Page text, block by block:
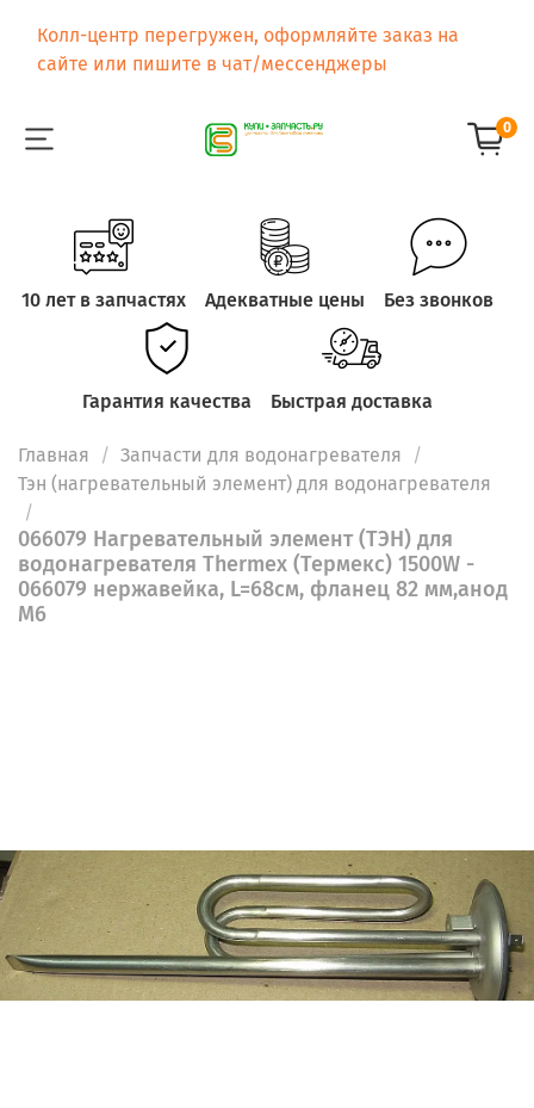
Колл-центр перегружен, оформляйте заказ на
сайте или пишите в чат/мессенджеры
0
10 лет в запчастях Адекватные цены Без звонков
Гарантия качества Быстрая доставка
Главная
Запчасти для водонагревателя
Тэн (нагревательный элемент) для водонагревателя
066079 Нагревательный элемент (ТЭН) для
водонагревателя Thermex (Термекс) 1500W -
066079 нержавейка, L=68см, фланец 82 мм,анод
М6